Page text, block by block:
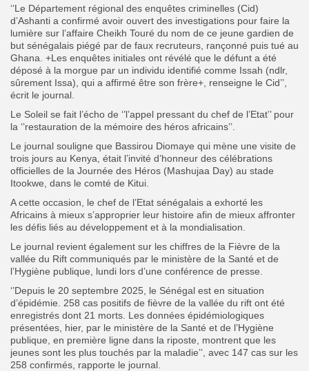
‘’Le Département régional des enquêtes criminelles (Cid)
d’Ashanti a confirmé avoir ouvert des investigations pour faire la
lumière sur l’affaire Cheikh Touré du nom de ce jeune gardien de
but sénégalais piégé par de faux recruteurs, rançonné puis tué au
Ghana. +Les enquêtes initiales ont révélé que le défunt a été
déposé à la morgue par un individu identifié comme Issah (ndlr,
sû­rement Issa), qui a affirmé être son frère+, renseigne le Cid’’,
écrit le journal.
Le Soleil se fait l’écho de ‘’l’appel pressant du chef de l’Etat’’ pour
la ‘’restauration de la mémoire des héros africains’’.
Le journal souligne que Bassirou Diomaye qui mène une visite de
trois jours au Kenya, était l’invité d’honneur des célébrations
officielles de la Journée des Héros (Mashujaa Day) au stade
Itookwe, dans le comté de Kitui.
A cette occasion, le chef de l’Etat sénégalais a exhorté les
Africains à mieux s’approprier leur histoire afin de mieux affronter
les défis liés au développement et à la mondialisation.
Le journal revient également sur les chiffres de la Fièvre de la
vallée du Rift communiqués par le ministère de la Santé et de
l’Hygiène publique, lundi lors d’une conférence de presse.
‘’Depuis le 20 septembre 2025, le Sénégal est en situation
d’épidémie. 258 cas positifs de fièvre de la vallée du rift ont été
enregistrés dont 21 morts. Les données épidémiologiques
présentées, hier, par le ministère de la Santé et de l’Hygiène
publique, en première ligne dans la riposte, montrent que les
jeunes sont les plus touchés par la maladie’’, avec 147 cas sur les
258 confirmés, rapporte le journal.